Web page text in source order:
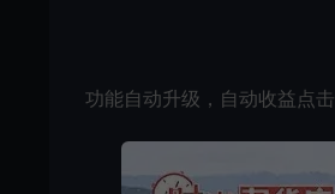
功能自动升级，自动收益点击